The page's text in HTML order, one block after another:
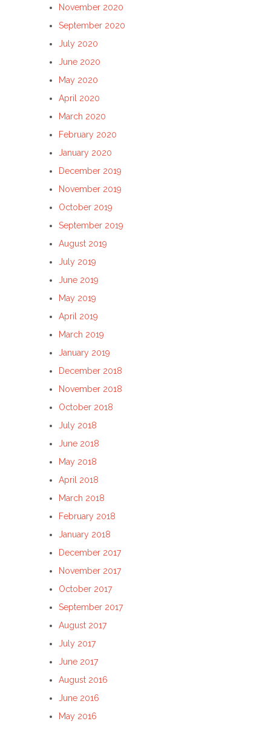
November 2020
September 2020
July 2020
June 2020
May 2020
April 2020
March 2020
February 2020
January 2020
December 2019
November 2019
October 2019
September 2019
August 2019
July 2019
June 2019
May 2019
April 2019
March 2019
January 2019
December 2018
November 2018
October 2018
July 2018
June 2018
May 2018
April 2018
March 2018
February 2018
January 2018
December 2017
November 2017
October 2017
September 2017
August 2017
July 2017
June 2017
August 2016
June 2016
May 2016